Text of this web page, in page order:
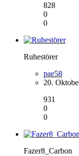
828
0
0
Ruhestörer
pae58
20.
931
0
0
Fazer8_Carbon